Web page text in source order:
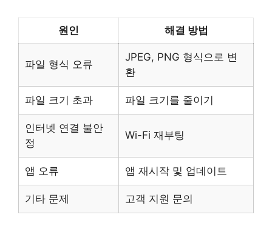
원인 해결 방법
파일 형식 오류
JPEG, PNG 형식으로 변
환
파일 크기 초과 파일 크기를 줄이기
인터넷 연결 불안
정
Wi-Fi 재부팅
앱 오류 앱 재시작 및 업데이트
기타 문제 고객 지원 문의